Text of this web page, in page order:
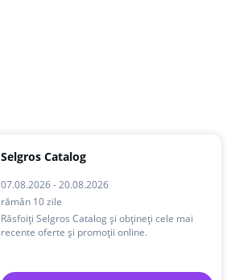
Selgros Catalog
07.08.2026 - 20.08.2026
rămân 10 zile
Răsfoiți Selgros Catalog și obțineți cele mai
recente oferte și promoții online.